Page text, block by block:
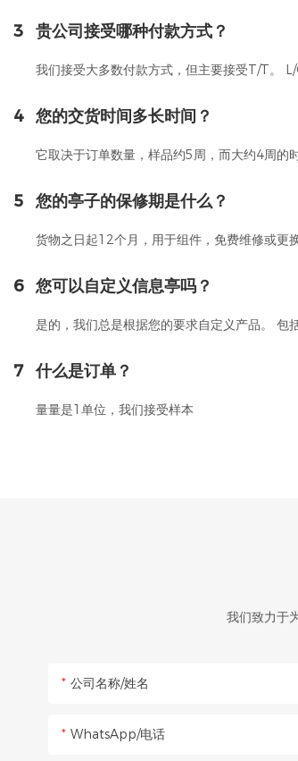
3 贵公司接受哪种付款方式？
我们接受大多数付款方式，但主要接受T/T。
4 您的交货时间多长时间？
它取决于订单数量，样品约5周，而大约4周的
5 您的亭子的保修期是什么？
货物之日起12个月，用于组件，免费维修或更
6 您可以自定义信息亭吗？
是的，我们总是根据您的要求自定义产品。 包
7 什么是订单？
量量是1单位，我们接受样本
我们致力于
公司名称/姓名
WhatsApp/电话